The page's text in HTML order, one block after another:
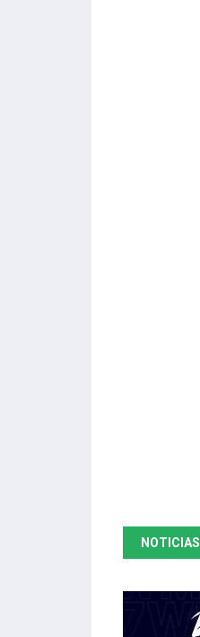
NOTICIAS